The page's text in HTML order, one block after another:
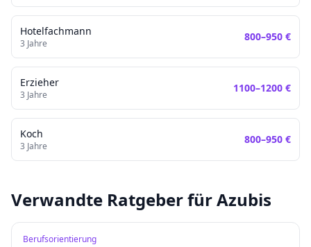
Hotelfachmann
3 Jahre
800–950 €
Erzieher
3 Jahre
1100–1200 €
Koch
3 Jahre
800–950 €
Verwandte Ratgeber für Azubis
Berufsorientierung